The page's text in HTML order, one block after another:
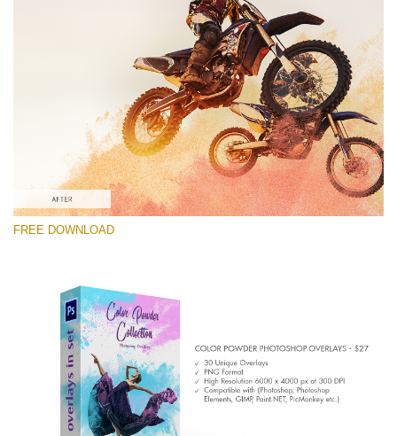
Выберите Вариант
Free Photoshop Overlay #7
Small 800*533px
Color Powder
(30 Overlays)
Large 6000*4000px
Entire Collection
(1783 Overlays)
Large 6000*4000px
Скачать Бесплатно
FREE DOWNLOAD